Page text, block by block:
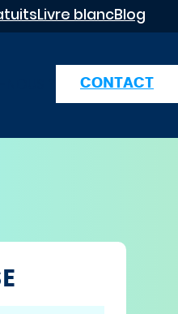
Livre blancBlog
CONTACT